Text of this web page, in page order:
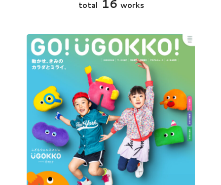
病院・クリニック・医療
介護・福祉
公共・行政・団体
農園・牧場
美容・健康・化粧品
税理士・法律事務所
IT・WEBマガジン・制作会社
カテゴリー
すべて
コーポレート・ブランドサイト
採用サイト
LP、シングルページ
ECサイト
WEBメディア
グラフィックデザイン
ブランディング・総合プロデュース
動画・映像・PV
total 16 works